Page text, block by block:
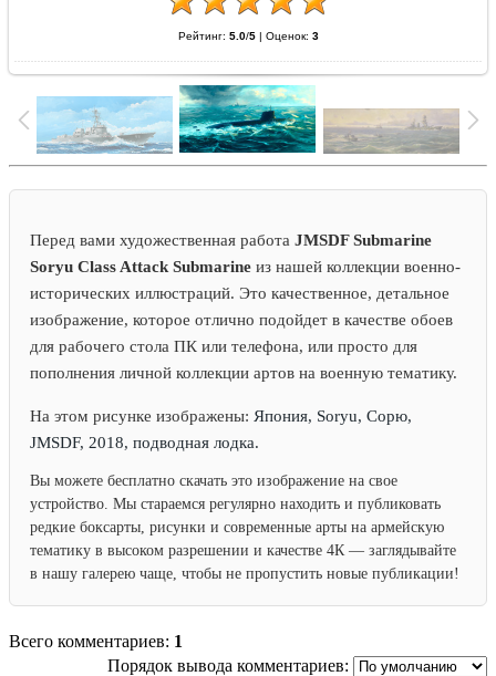
Рейтинг: 5.0/5| Оценок: 3
Перед вами художественная работа JMSDF Submarine
Soryu Class Attack Submarine из нашей коллекции военно-
исторических иллюстраций. Это качественное, детальное
изображение, которое отлично подойдет в качестве обоев
для рабочего стола ПК или телефона, или просто для
пополнения личной коллекции артов на военную тематику.
На этом рисунке изображены: Япония, Soryu, Сорю,
JMSDF, 2018, подводная лодка.
Вы можете бесплатно скачать это изображение на свое
устройство. Мы стараемся регулярно находить и публиковать
редкие боксарты, рисунки и современные арты на армейскую
тематику в высоком разрешении и качестве 4К — заглядывайте
в нашу галерею чаще, чтобы не пропустить новые публикации!
Всего комментариев: 1
Порядок вывода комментариев: